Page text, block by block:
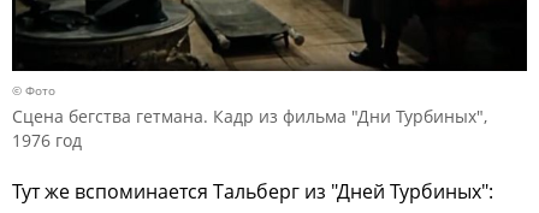
© Фото
Сцена бегства гетмана. Кадр из фильма "Дни Турбиных",
1976 год
Тут же вспоминается Тальберг из "Дней Турбиных":